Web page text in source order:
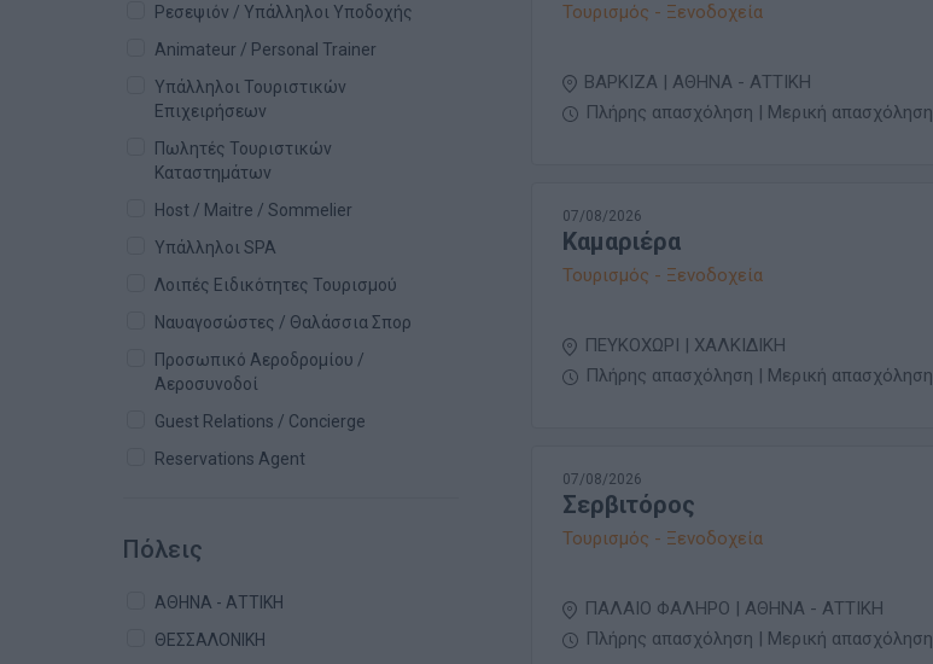
Ρεσεψιόν / Υπάλληλοι Υποδοχής
Animateur / Personal Trainer
Υπάλληλοι Τουριστικών
Επιχειρήσεων
Πωλητές Τουριστικών
Καταστημάτων
Host / Maitre / Sommelier
Υπάλληλοι SPA
Λοιπές Ειδικότητες Τουρισμού
Ναυαγοσώστες / Θαλάσσια Σπορ
Προσωπικό Αεροδρομίου /
Αεροσυνοδοί
Guest Relations / Concierge
Reservations Agent
Πόλεις
ΑΘΗΝΑ - ΑΤΤΙΚΗ
ΘΕΣΣΑΛΟΝΙΚΗ
Τουρισμός - Ξενοδοχεία
ΒΑΡΚΙΖΑ | ΑΘΗΝΑ - ΑΤΤΙΚΗ
Πλήρης απασχόληση | Μερική απασχόληση
07/08/2026
Καμαριέρα
Τουρισμός - Ξενοδοχεία
ΠΕΥΚΟΧΩΡΙ | ΧΑΛΚΙΔΙΚΗ
Πλήρης απασχόληση | Μερική απασχόληση
07/08/2026
Σερβιτόρος
Τουρισμός - Ξενοδοχεία
ΠΑΛΑΙΟ ΦΑΛΗΡΟ | ΑΘΗΝΑ - ΑΤΤΙΚΗ
Πλήρης απασχόληση | Μερική απασχόληση